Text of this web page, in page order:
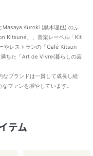
Kuroki (黒木理也) のふ
Kitsuné」、⾳楽レーベル「Kit
やレストランの「Café Kitsun
ちた「Art de Vivre(暮らしの芸
なブランドは一貫して成長し続
ファンを増やしています。
テム